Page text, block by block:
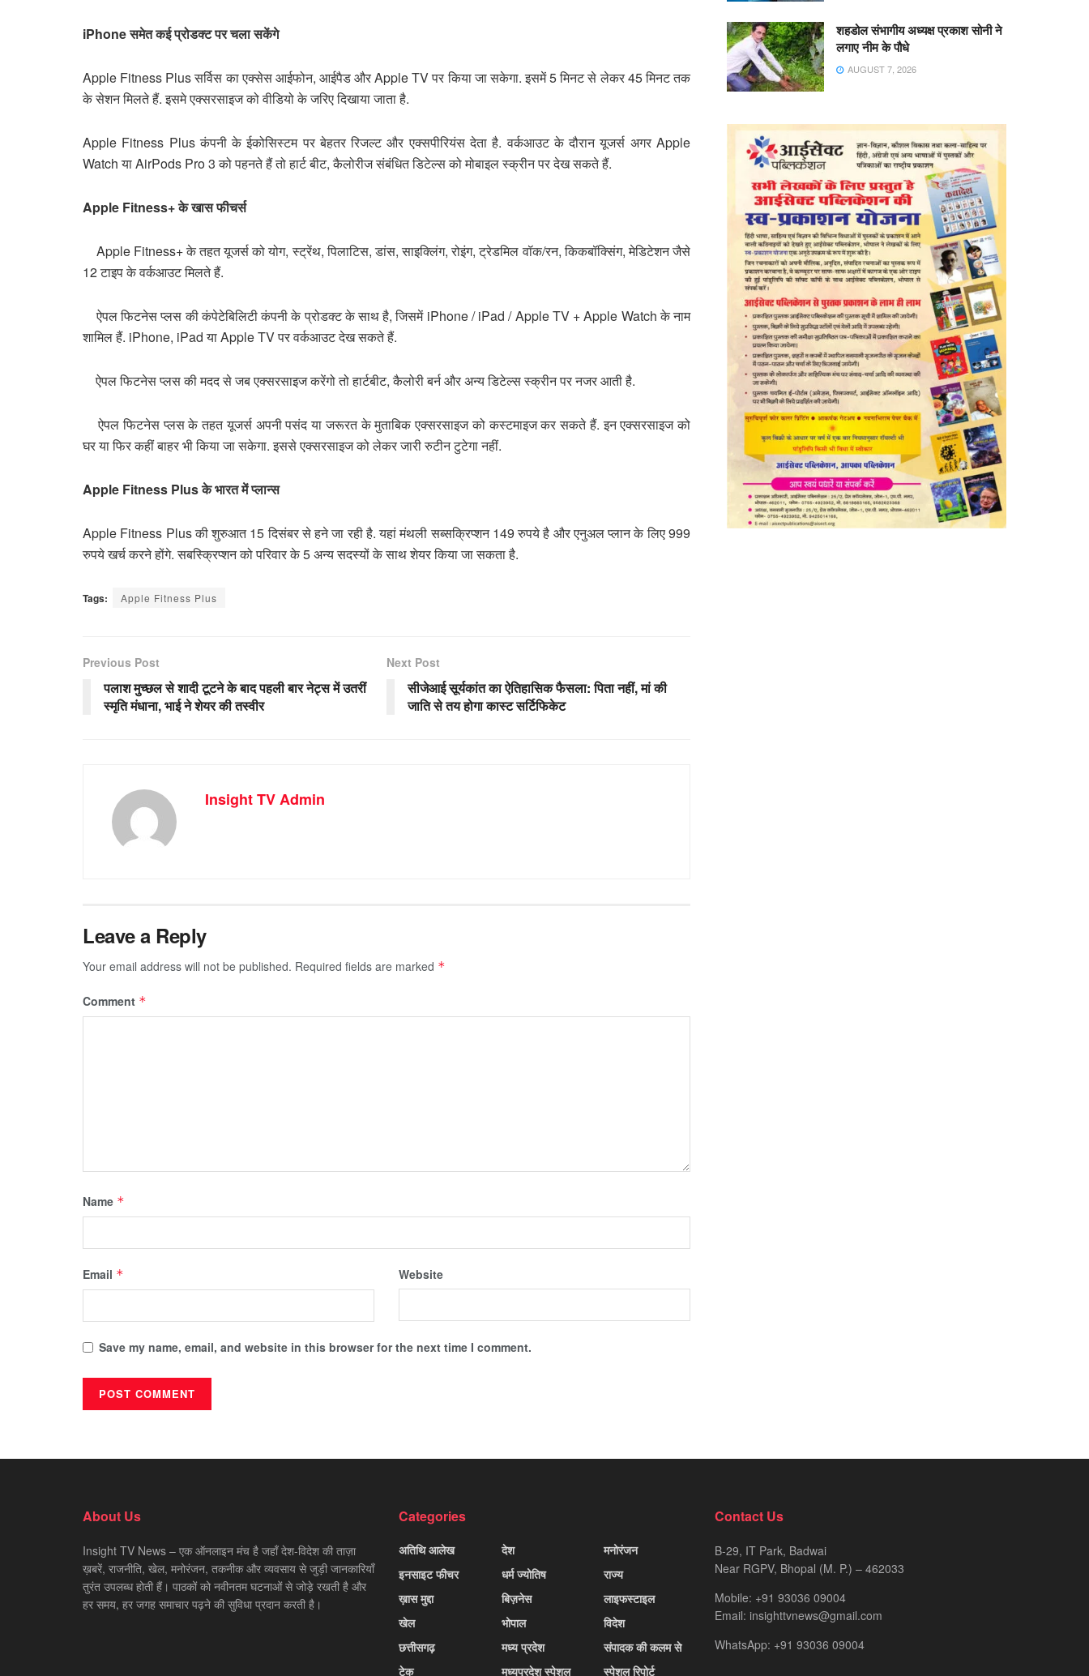
iPhone समेत कई प्रोडक्ट पर चला सकेंगे
Apple Fitness Plus सर्विस का एक्सेस आईफोन, आईपैड और Apple TV पर किया जा सकेगा. इसमें 5 मिनट से लेकर 45 मिनट तक
के सेशन मिलते हैं. इसमे एक्सरसाइज को वीडियो के जरिए दिखाया जाता है.
Apple Fitness Plus कंपनी के ईकोसिस्टम पर बेहतर रिजल्ट और एक्सपीरियंस देता है. वर्कआउट के दौरान यूजर्स अगर Apple
Watch या AirPods Pro 3 को पहनते हैं तो हार्ट बीट, कैलोरीज संबंधित डिटेल्स को मोबाइल स्क्रीन पर देख सकते हैं.
Apple Fitness+ के खास फीचर्स
Apple Fitness+ के तहत यूजर्स को योग, स्ट्रेंथ, पिलाटिस, डांस, साइक्लिंग, रोइंग, ट्रेडमिल वॉक/रन, किकबॉक्सिंग, मेडिटेशन जैसे
12 टाइप के वर्कआउट मिलते हैं.
ऐपल फिटनेस प्लस की कंपेटेबिलिटी कंपनी के प्रोडक्ट के साथ है, जिसमें iPhone / iPad / Apple TV + Apple Watch के नाम
शामिल हैं. iPhone, iPad या Apple TV पर वर्कआउट देख सकते हैं.
ऐपल फिटनेस प्लस की मदद से जब एक्सरसाइज करेंगो तो हार्टबीट, कैलोरी बर्न और अन्य डिटेल्स स्क्रीन पर नजर आती है.
ऐपल फिटनेस प्लस के तहत यूजर्स अपनी पसंद या जरूरत के मुताबिक एक्सरसाइज को कस्टमाइज कर सकते हैं. इन एक्सरसाइज को
घर या फिर कहीं बाहर भी किया जा सकेगा. इससे एक्सरसाइज को लेकर जारी रुटीन टुटेगा नहीं.
Apple Fitness Plus के भारत में प्लान्स
Apple Fitness Plus की शुरुआत 15 दिसंबर से हने जा रही है. यहां मंथली सब्सक्रिप्शन 149 रुपये है और एनुअल प्लान के लिए 999
रुपये खर्च करने होंगे. सबस्क्रिप्शन को परिवार के 5 अन्य सदस्यों के साथ शेयर किया जा सकता है.
Tags: Apple Fitness Plus
Previous Post
पलाश मुच्छल से शादी टूटने के बाद पहली बार नेट्स में उतरीं
स्मृति मंधाना, भाई ने शेयर की तस्वीर
Next Post
सीजेआई सूर्यकांत का ऐतिहासिक फैसला: पिता नहीं, मां की
जाति से तय होगा कास्ट सर्टिफिकेट
Insight TV Admin
Leave a Reply
Your email address will not be published. Required fields are marked *
Comment *
Name *
Email * Website
Save my name, email, and website in this browser for the next time I comment.
शहडोल संभागीय अध्यक्ष प्रकाश सोनी ने
लगाए नीम के पौधे
AUGUST 7, 2026
About Us
Insight TV News – एक ऑनलाइन मंच है जहाँ देश-विदेश की ताज़ा
ख़बरें, राजनीति, खेल, मनोरंजन, तकनीक और व्यवसाय से जुड़ी जानकारियाँ
तुरंत उपलब्ध होती हैं। पाठकों को नवीनतम घटनाओं से जोड़े रखती है और
हर समय, हर जगह समाचार पढ़ने की सुविधा प्रदान करती है।
Categories
अतिथि आलेख
इनसाइट फीचर
ख़ास मुद्दा
खेल
छत्तीसगढ़
टेक
देश
धर्म ज्योतिष
बिज़नेस
भोपाल
मध्य प्रदेश
मध्यप्रदेश स्पेशल
मनोरंजन
राज्य
लाइफस्टाइल
विदेश
संपादक की कलम से
स्पेशल रिपोर्ट
Contact Us
B-29, IT Park, Badwai
Near RGPV, Bhopal (M. P.) – 462033
Mobile: +91 93036 09004
Email: insighttvnews@gmail.com
WhatsApp: +91 93036 09004